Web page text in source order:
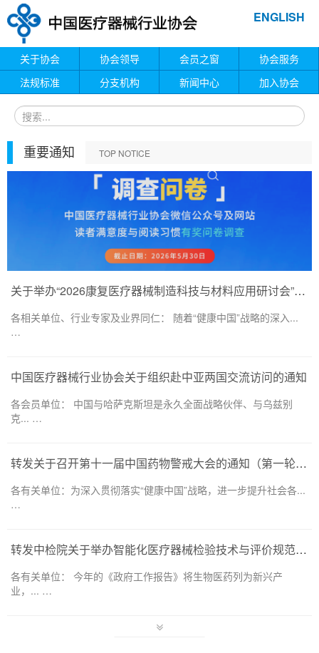
ENGLISH
关于协会 协会领导 会员之窗
协会服务
法规标准
分支机构 新闻中心 加入协会
重要通知 TOP NOTICE
关于举办“2026康复医疗器械制造科技与材料应用研讨会”的通知
各相关单位、行业专家及业界同仁： 随着“健康中国”战略的深入...
…
中国医疗器械行业协会关于组织赴中亚两国交流访问的通知
各会员单位： 中国与哈萨克斯坦是永久全面战略伙伴、与乌兹别
克... …
转发关于召开第十一届中国药物警戒大会的通知（第一轮）——药品和医疗器械领域
各有关单位：为深入贯彻落实“健康中国”战略，进一步提升社会各...
…
转发中检院关于举办智能化医疗器械检验技术与评价规范培训班的通知
各有关单位： 今年的《政府工作报告》将生物医药列为新兴产
业，... …